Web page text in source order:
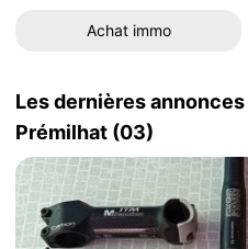
Achat immo
Les dernières annonces
Prémilhat (03)